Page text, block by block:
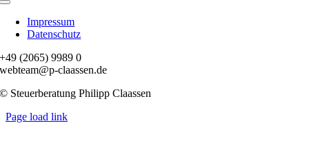
Toggle
NavigationImpressum
Datenschutz
+49 (2065) 9989 0
webteam@p-claassen.de
© Steuerberatung Philipp Claassen
Page load link